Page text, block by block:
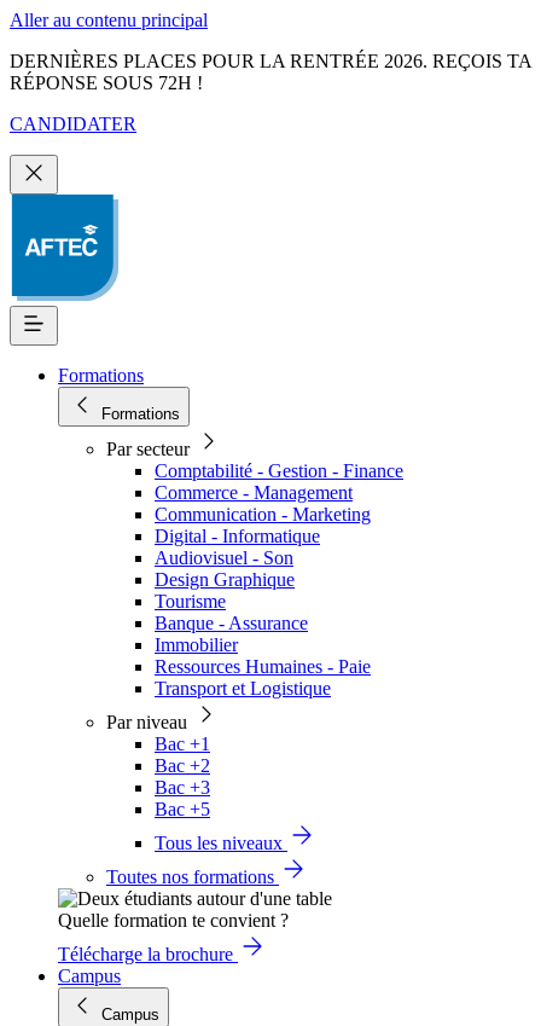
Aller au contenu principal
DERNIÈRES PLACES POUR LA RENTRÉE 2026. REÇOIS TA
RÉPONSE SOUS 72H !
CANDIDATER
Formations
Formations
Par secteur
Comptabilité - Gestion - Finance
Commerce - Management
Communication - Marketing
Digital - Informatique
Audiovisuel - Son
Design Graphique
Tourisme
Banque - Assurance
Immobilier
Ressources Humaines - Paie
Transport et Logistique
Par niveau
Bac +1
Bac +2
Bac +3
Bac +5
Tous les niveaux
Toutes nos formations
Quelle formation te convient ?
Télécharge la brochure
Campus
Campus